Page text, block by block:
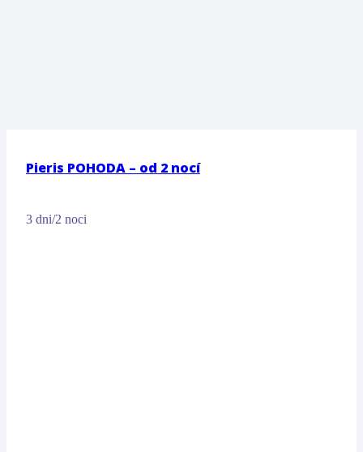
Pieris POHODA – od 2 nocí
3 dni/2 noci